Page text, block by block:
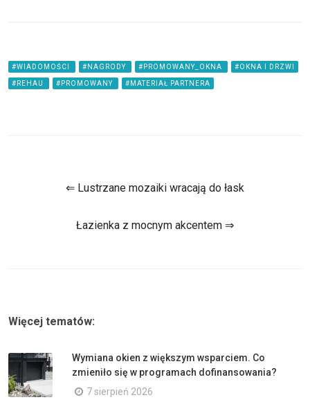
#WIADOMOŚCI #NAGRODY #PROMOWANY_OKNA #OKNA I DRZWI
#REHAU #PROMOWANY #MATERIAŁ PARTNERA
⇐ Lustrzane mozaiki wracają do łask
Łazienka z mocnym akcentem ⇒
Więcej tematów:
Wymiana okien z większym wsparciem. Co
zmieniło się w programach dofinansowania?
7 sierpień 2026